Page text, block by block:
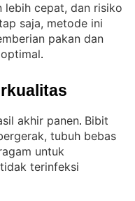
lebih cepat, dan risiko
saja, metode ini
pakan dan
.
akhir panen. Bibit
tubuh bebas
untuk
terinfeksi